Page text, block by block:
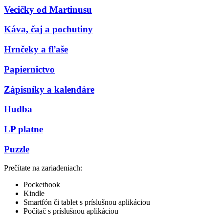
Vecičky od Martinusu
Káva, čaj a pochutiny
Hrnčeky a fľaše
Papiernictvo
Zápisníky a kalendáre
Hudba
LP platne
Puzzle
Prečítate na zariadeniach:
Pocketbook
Kindle
Smartfón či tablet s príslušnou aplikáciou
Počítač s príslušnou aplikáciou